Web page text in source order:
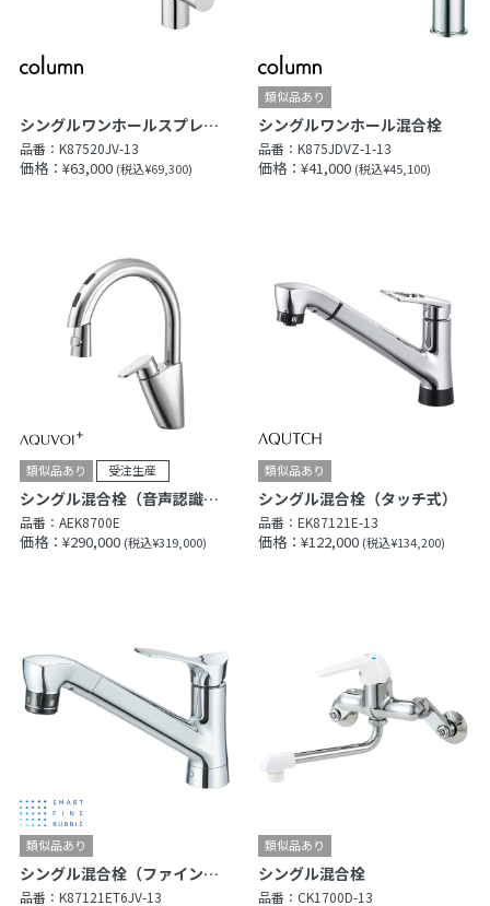
シングルワンホールスプレー混合栓
品番： K87520JV-13
価格：¥63,000 (税込¥69,300)
シングルワンホール混合栓
品番：K875JDVZ-1-13
価格：¥41,000 (税込¥45,100)
シングル混合栓（音声認識＆センサー式）
品番： AEK8700E
価格：¥290,000 (税込¥319,000)
シングル混合栓（タッチ式）
品番：EK87121E-13
価格：¥122,000 (税込¥134,200)
シングル混合栓（ファインバブル付）
品番： K87121ET6JV-13
シングル混合栓
品番：CK1700D-13